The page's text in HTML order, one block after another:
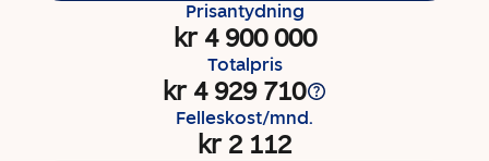
Prisantydning
kr 4 900 000
Totalpris
kr 4 929 710
Felleskost/mnd.
kr 2 112